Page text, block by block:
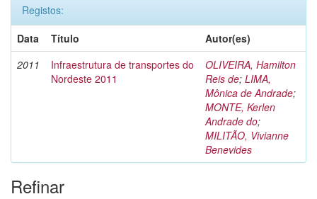
Registos:
Data
Título
Autor(es)
2011
Infraestrutura de transportes do
Nordeste 2011
OLIVEIRA, Hamilton
Reis de; LIMA,
Mônica de Andrade;
MONTE, Kerlen
Andrade do;
MILITÃO, Vivianne
Benevides
Refinar